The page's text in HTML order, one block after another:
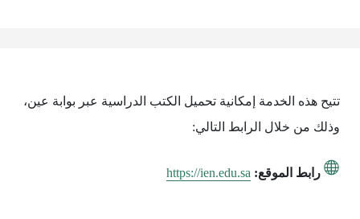
تتيح هذه الخدمة إمكانية تحميل الكتب الدراسية عبر بوابة عين،
وذلك من خلال الرابط التالي:
رابط الموقع: https://ien.edu.sa